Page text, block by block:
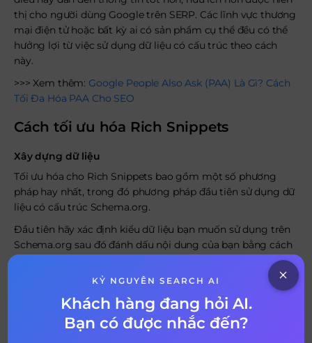
thị cho người dùng Google trên SERP. Các lĩnh vực thương
mại điện tử hoặc bất kỳ ai có sản phẩm cụ thể đều có thể
hưởng lợi từ việc sử dụng dữ liệu có cấu trúc theo cách
này.
>>> Xem thêm: Google People Also Ask (PAA) Là Gì? Cách
Tối Đa Hóa PAA Cho SEO
Cách tối ưu hóa Rich Snippets
Xây dựng dữ liệu
Tối ưu hóa cho Rich Snippets bao gồm một số phương
pháp hay nhất, trong đó phương pháp đầu tiên sử dụng dữ
liệu có cấu trúc Schema.org.
Đầu tiên hãy xác định kiểu dữ liệu bạn muốn sử dụng trên
Schema.org sau đó đánh dấu nội dung của bạn bằng cách
sử dụng các nguyên tắc trên trang đó.
KỶ NGUYÊN SEARCH AI
Khách hàng đang hỏi AI.
Bạn có được nhắc đến?